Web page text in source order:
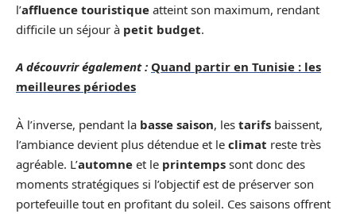
l’affluence touristique atteint son maximum, rendant
difficile un séjour à petit budget.
A découvrir également : Quand partir en Tunisie : les
meilleures périodes
À l’inverse, pendant la basse saison, les tarifs baissent,
l’ambiance devient plus détendue et le climat reste très
agréable. L’automne et le printemps sont donc des
moments stratégiques si l’objectif est de préserver son
portefeuille tout en profitant du soleil. Ces saisons offrent